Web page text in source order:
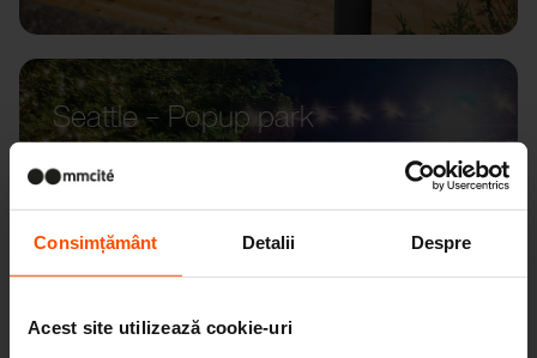
Consimțământ Detalii Despre
Acest site utilizează cookie-uri
Seattle – Popup park